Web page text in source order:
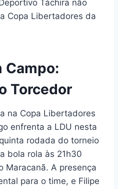
Táchira não
Copa Libertadores da
Campo:
Torcedor
na Copa Libertadores
enfrenta a LDU nesta
rodada do torneio
bola rola às 21h30
Maracanã. A presença
para o time, e Filipe